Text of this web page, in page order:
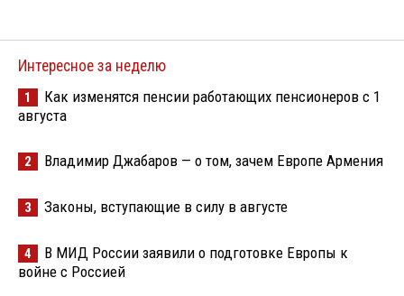
Интересное за неделю
1
Как изменятся пенсии работающих пенсионеров с 1
августа
2 Владимир Джабаров — о том, зачем Европе Армения
3 Законы, вступающие в силу в августе
4
В МИД России заявили о подготовке Европы к
войне с Россией